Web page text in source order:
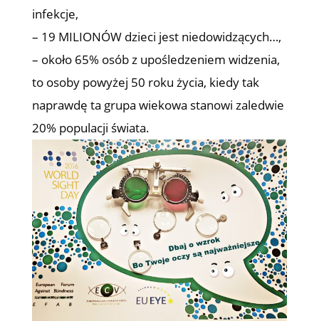
infekcje,
– 19 MILIONÓW dzieci jest niedowidzących…,
– około 65% osób z upośledzeniem widzenia,
to osoby powyżej 50 roku życia, kiedy tak
naprawdę ta grupa wiekowa stanowi zaledwie
20% populacji świata.